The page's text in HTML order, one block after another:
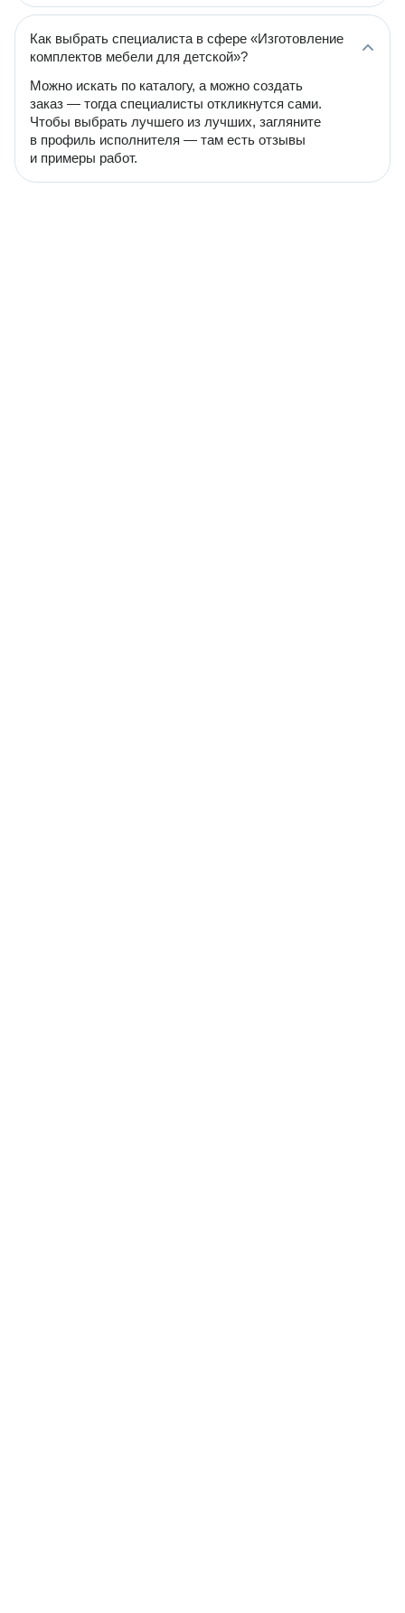
Как выбрать специалиста в сфере «Изготовление
комплектов мебели для детской»?
Можно искать по каталогу, а можно создать
заказ — тогда специалисты откликнутся сами.
Чтобы выбрать лучшего из лучших, загляните
в профиль исполнителя — там есть отзывы
и примеры работ.